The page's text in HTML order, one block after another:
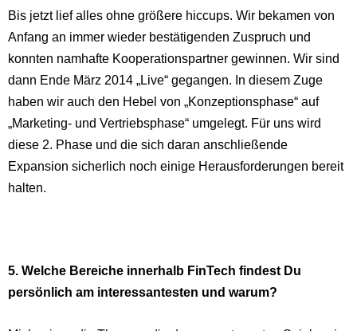
Bis jetzt lief alles ohne größere hiccups. Wir bekamen von
Anfang an immer wieder bestätigenden Zuspruch und
konnten namhafte Kooperationspartner gewinnen. Wir sind
dann Ende März 2014 „Live“ gegangen. In diesem Zuge
haben wir auch den Hebel von „Konzeptionsphase“ auf
„Marketing- und Vertriebsphase“ umgelegt. Für uns wird
diese 2. Phase und die sich daran anschließende
Expansion sicherlich noch einige Herausforderungen bereit
halten.
5. Welche Bereiche innerhalb FinTech findest Du
persönlich am interessantesten und warum?